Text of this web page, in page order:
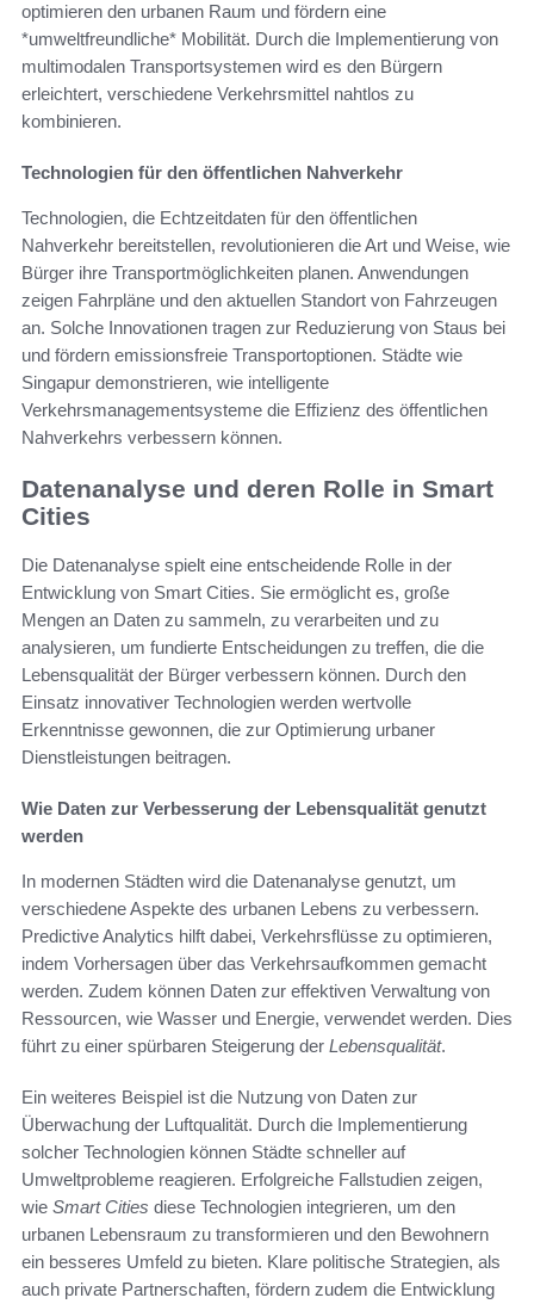
optimieren den urbanen Raum und fördern eine
*umweltfreundliche* Mobilität. Durch die Implementierung von
multimodalen Transportsystemen wird es den Bürgern
erleichtert, verschiedene Verkehrsmittel nahtlos zu
kombinieren.
Technologien für den öffentlichen Nahverkehr
Technologien, die Echtzeitdaten für den öffentlichen
Nahverkehr bereitstellen, revolutionieren die Art und Weise, wie
Bürger ihre Transportmöglichkeiten planen. Anwendungen
zeigen Fahrpläne und den aktuellen Standort von Fahrzeugen
an. Solche Innovationen tragen zur Reduzierung von Staus bei
und fördern emissionsfreie Transportoptionen. Städte wie
Singapur demonstrieren, wie intelligente
Verkehrsmanagementsysteme die Effizienz des öffentlichen
Nahverkehrs verbessern können.
Datenanalyse und deren Rolle in Smart
Cities
Die Datenanalyse spielt eine entscheidende Rolle in der
Entwicklung von Smart Cities. Sie ermöglicht es, große
Mengen an Daten zu sammeln, zu verarbeiten und zu
analysieren, um fundierte Entscheidungen zu treffen, die die
Lebensqualität der Bürger verbessern können. Durch den
Einsatz innovativer Technologien werden wertvolle
Erkenntnisse gewonnen, die zur Optimierung urbaner
Dienstleistungen beitragen.
Wie Daten zur Verbesserung der Lebensqualität genutzt
werden
In modernen Städten wird die Datenanalyse genutzt, um
verschiedene Aspekte des urbanen Lebens zu verbessern.
Predictive Analytics hilft dabei, Verkehrsflüsse zu optimieren,
indem Vorhersagen über das Verkehrsaufkommen gemacht
werden. Zudem können Daten zur effektiven Verwaltung von
Ressourcen, wie Wasser und Energie, verwendet werden. Dies
führt zu einer spürbaren Steigerung der Lebensqualität.
Ein weiteres Beispiel ist die Nutzung von Daten zur
Überwachung der Luftqualität. Durch die Implementierung
solcher Technologien können Städte schneller auf
Umweltprobleme reagieren. Erfolgreiche Fallstudien zeigen,
wie Smart Cities diese Technologien integrieren, um den
urbanen Lebensraum zu transformieren und den Bewohnern
ein besseres Umfeld zu bieten. Klare politische Strategien, als
auch private Partnerschaften, fördern zudem die Entwicklung